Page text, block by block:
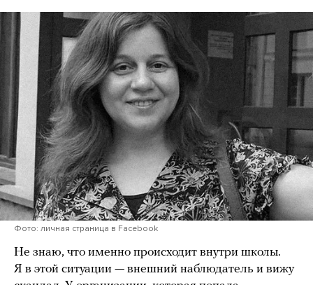
Фото: личная страница в Facebook
Не знаю, что именно происходит внутри школы.
Я в этой ситуации — внешний наблюдатель и вижу